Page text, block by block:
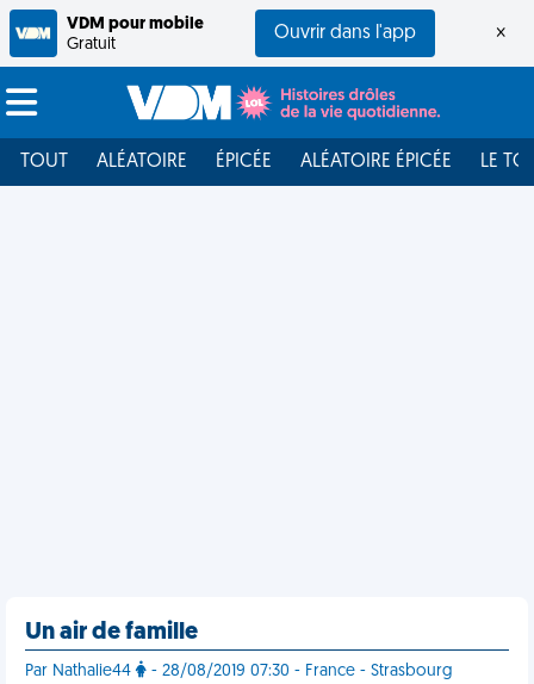
VDM pour mobile
Gratuit
Ouvrir dans l'app ×
TOUT ALÉATOIRE ÉPICÉE ALÉATOIRE ÉPICÉE LE
Un air de famille
Par Nathalie44 - 28/08/2019 07:30 - France - Strasbourg